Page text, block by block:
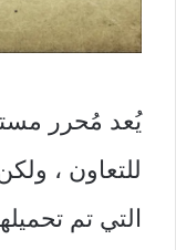
للتعاون ،
التي تم